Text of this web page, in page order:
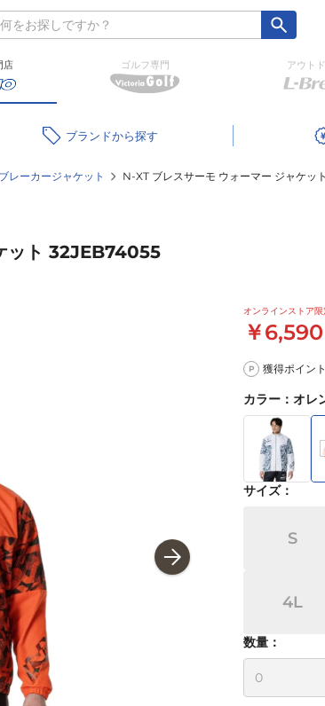
店 ゴルフ専門 アウト
ブランド
レーカージャケット N-XT ブレスサーモ ウォーマー ジャケッ
ット 32JEB74055
オンラインストア
￥6,590
P 獲得ポイント
カラー ： オレ
サイズ：
S
4L
数量：